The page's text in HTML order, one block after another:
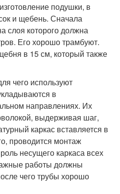
подушки, в
и щебень. Сначала
слоя которого должна
Его хорошо трамбуют.
в 15 см, который также
чего используют
в
направлениях. Их
выдерживая шаг,
каркас вставляется в
проводится монтаж
несущего каркаса всех
работы должны
чего трубы хорошо